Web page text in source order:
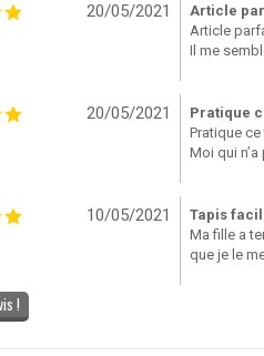
20/05/2021
Article
Article
Il me
20/05/2021
Pratique
Pratique
Moi qui
10/05/2021
Tapis
Ma fille a
que je le
!